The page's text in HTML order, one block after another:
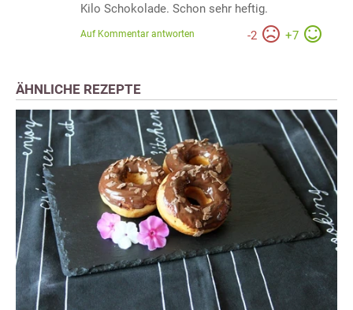
Kilo Schokolade. Schon sehr heftig.
-2 +7
Auf Kommentar antworten
ÄHNLICHE REZEPTE